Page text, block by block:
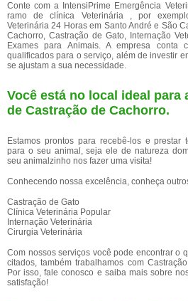
Conte com a IntensiPrime Emergência
ramo de clínica Veterinária , por
Veterinária 24 Horas em Santo André e São
Cachorro, Castração de Gato, Internação
Exames para Animais. A empresa conta
qualificados para o serviço, além de investir
se ajustam a sua necessidade.
Você está no local ideal
de Castração de Cachorro.
Estamos prontos para recebê-los e prestar
para o seu animal, seja ele de natureza
seu animalzinho nos fazer uma visita!
Conhecendo nossa excelência, conheça
Castração de Gato
Clínica Veterinária Popular
Internação Veterinária
Cirurgia Veterinária
Com nossos serviços você pode encontrar o
citados, também trabalhamos com
Por isso, fale conosco e saiba mais sobre
satisfação!